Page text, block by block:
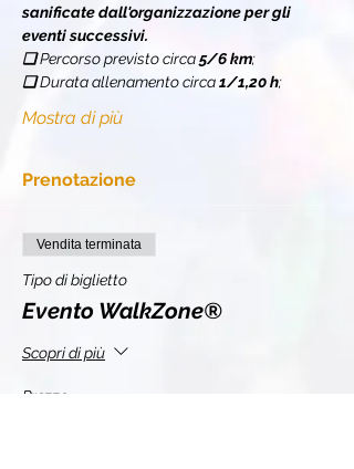
sanificate dall'organizzazione per gli
eventi successivi.
❏ Percorso previsto circa 5/6 km;
❏ Durata allenamento circa 1/1,20 h;
Mostra di più
Prenotazione
Vendita terminata
Tipo di biglietto
Evento WalkZone®
Scopri di più
Prezzo